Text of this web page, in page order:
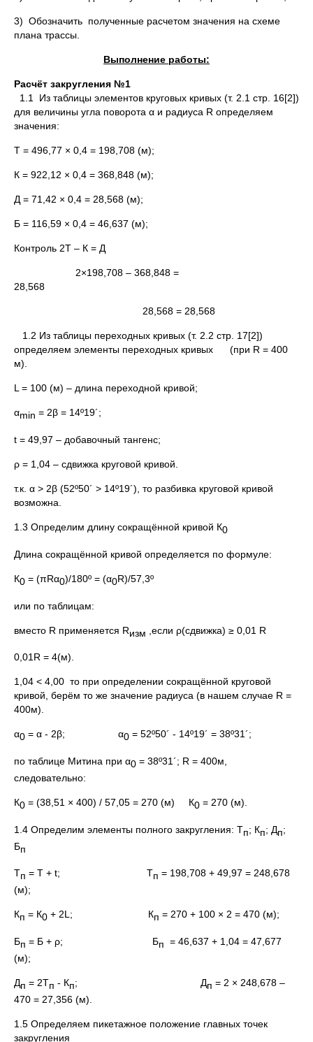
3) Обозначить полученные расчетом значения на схеме
плана трассы.
Выполнение работы:
Расчёт закругления №1
1.1 Из таблицы элементов круговых кривых (т. 2.1 стр. 16[2])
для величины угла поворота α и радиуса R определяем
значения:
Т = 496,77 × 0,4 = 198,708 (м);
К = 922,12 × 0,4 = 368,848 (м);
Д = 71,42 × 0,4 = 28,568 (м);
Б = 116,59 × 0,4 = 46,637 (м);
Контроль 2Т – К = Д
2×198,708 – 368,848 =
28,568
28,568 = 28,568
1.2 Из таблицы переходных кривых (т. 2.2 стр. 17[2])
определяем элементы переходных кривых (при R = 400
м).
L = 100 (м) – длина переходной кривой;
αmin = 2β = 14º19´;
t = 49,97 – добавочный тангенс;
ρ = 1,04 – сдвижка круговой кривой.
т.к. α > 2β (52º50´ > 14º19´), то разбивка круговой кривой
возможна.
1.3 Определим длину сокращённой кривой К0
Длина сокращённой кривой определяется по формуле:
К0 = (πRα0)/180º = (α0R)/57,3º
или по таблицам:
вместо R применяется Rизм ,если ρ(сдвижка) ≥ 0,01 R
0,01R = 4(м).
1,04 < 4,00 то при определении сокращённой круговой
кривой, берём то же значение радиуса (в нашем случае R =
400м).
α0 = α - 2β; α0 = 52º50´ - 14º19´ = 38º31´;
по таблице Митина при α0 = 38º31´; R = 400м,
следовательно:
К0 = (38,51 × 400) / 57,05 = 270 (м) К0 = 270 (м).
1.4 Определим элементы полного закругления: Тп; Кп; Дп;
Бп
Тп = Т + t; Тп = 198,708 + 49,97 = 248,678
(м);
Кп = К0 + 2L; Кп = 270 + 100 × 2 = 470 (м);
Бп = Б + ρ; Бп = 46,637 + 1,04 = 47,677
(м);
Дп = 2Тп - Кп; Дп = 2 × 248,678 –
470 = 27,356 (м).
1.5 Определяем пикетажное положение главных точек
закругления